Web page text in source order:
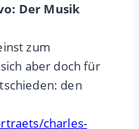
Der Musik
zum
aber doch für
den
charles-